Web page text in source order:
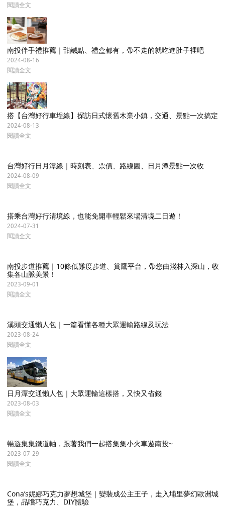
閱讀全文
南投伴手禮推薦｜甜鹹點、禮盒都有，帶不走的就吃進肚子裡吧
2024-08-16
閱讀全文
搭【台灣好行車埕線】探訪日式懷舊木業小鎮，交通、景點一次搞定
2024-08-13
閱讀全文
台灣好行日月潭線｜時刻表、票價、路線圖、日月潭景點一次收
2024-08-09
閱讀全文
2023-09-01
閱讀全文
溪頭交通懶人包｜一篇看懂各種大眾運輸路線及玩法
2023-08-24
閱讀全文
日月潭交通懶人包｜大眾運輸這樣搭，又快又省錢
2023-08-03